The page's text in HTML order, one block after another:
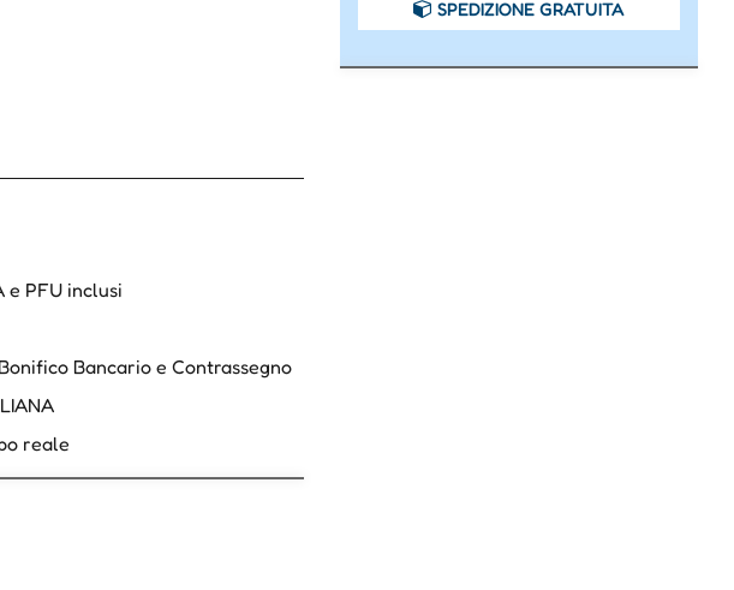
e PFU inclusi
Bancario e Contrassegno
reale
SPEDIZIONE GRATUITA